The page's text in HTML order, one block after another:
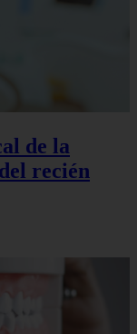
de la
recién